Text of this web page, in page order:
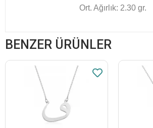
Ort. Ağırlık: 2.30 gr.
BENZER ÜRÜNLER